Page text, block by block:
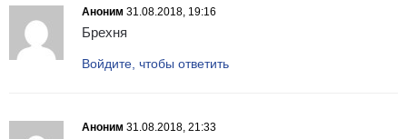
Аноним 31.08.2018, 19:16
Брехня
Войдите, чтобы ответить
Аноним 31.08.2018, 21:33